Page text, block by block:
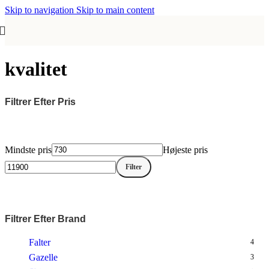
Skip to navigation Skip to main content
kvalitet
Filtrer Efter Pris
Mindste pris Højeste pris
Filter
Filtrer Efter Brand
Falter 4
Gazelle 3